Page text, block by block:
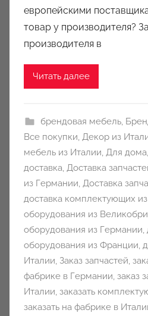
u
k
европейскими
товар у производителя?
производителя в
Читать далее
брендовая мебель,
Все покупки, Декор из
мебель из Италии, Для дома,
доставка, Доставка
из Германии, Доставка
доставка комплектующих
оборудования из
оборудования из Германии,
оборудования из Франции,
Италии, Заказ запчастей,
фабрике в Германии, заказ
Италии, заказать
заказать на фабрике в